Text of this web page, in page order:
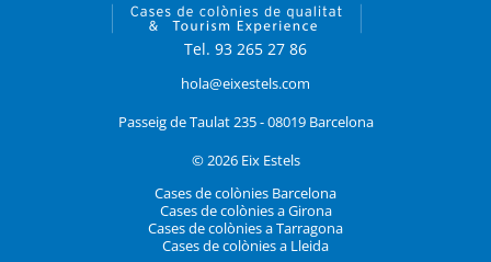
Tel. 93 265 27 86
hola@eixestels.com
Passeig de Taulat 235 - 08019 Barcelona
© 2026 Eix Estels
Cases de colònies Barcelona
Cases de colònies a Girona
Cases de colònies a Tarragona
Cases de colònies a Lleida